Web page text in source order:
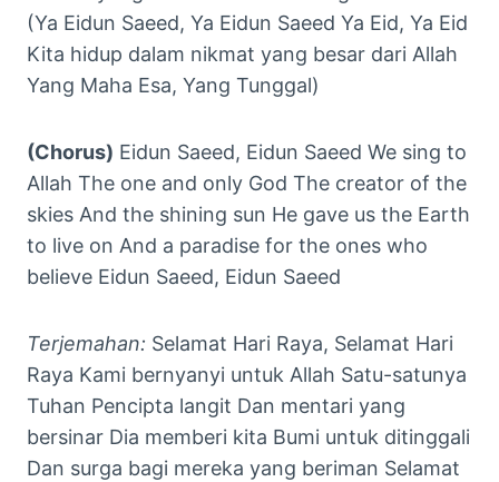
(Ya Eidun Saeed, Ya Eidun Saeed Ya Eid, Ya Eid
Kita hidup dalam nikmat yang besar dari Allah
Yang Maha Esa, Yang Tunggal)
(Chorus) Eidun Saeed, Eidun Saeed We sing to
Allah The one and only God The creator of the
skies And the shining sun He gave us the Earth
to live on And a paradise for the ones who
believe Eidun Saeed, Eidun Saeed
Terjemahan: Selamat Hari Raya, Selamat Hari
Raya Kami bernyanyi untuk Allah Satu-satunya
Tuhan Pencipta langit Dan mentari yang
bersinar Dia memberi kita Bumi untuk ditinggali
Dan surga bagi mereka yang beriman Selamat